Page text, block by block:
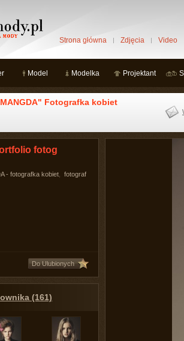
Strona główna Zdjęcia Video
Model Modelka Projektant
Fotografka kobiet
fotog
- fotografka kobiet
fotograf
Do Ulubionych
(161)